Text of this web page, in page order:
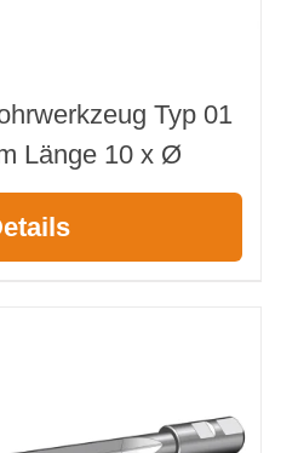
Typ 01
Länge 10 x Ø